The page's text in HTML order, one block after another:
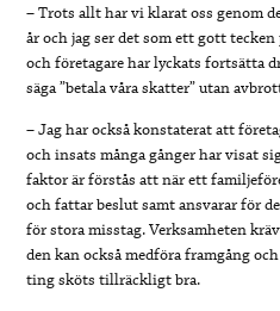
– Trots allt har vi klarat oss genom
år och jag ser det som ett gott
och företagare har lyckats fortsätta
säga ”betala våra skatter” utan
– Jag har också konstaterat att
och insats många gånger har visat
faktor är förstås att när ett
och fattar beslut samt ansvarar för
för stora misstag. Verksamheten
den kan också medföra framgång
ting sköts tillräckligt bra.